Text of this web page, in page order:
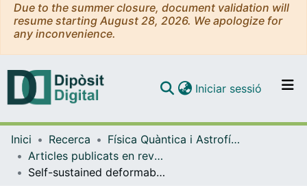
Due to the summer closure, document validation will
resume starting August 28, 2026. We apologize for
any inconvenience.
Navega per tot el DD
Com publicar
Iniciar sessió (current)
Inici Recerca
Física Quàntica i Astrofísica
Articles publicats en revistes (Física Quàntica i Astrofísica)
Self-sustained deformable rotating liquid He cylinders: the pure normal fluid 3He and superfluid 4He cases